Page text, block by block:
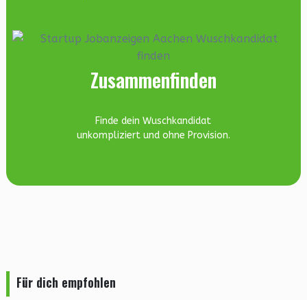
Zusammenfinden
Finde dein Wuschkandidat
unkompliziert und ohne Provision.
Für dich empfohlen